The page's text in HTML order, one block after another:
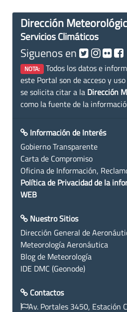
Dirección
Servicios Climáticos
Siguenos en
NOTA: Todos los datos e
este Portal son de acceso y
se solicita citar a la Dirección
como la fuente de la
Información de Interés
Gobierno Transparente
Carta de Compromiso
Oficina de Información,
Política de Privacidad de la
WEB
Nuestro Sitios
Dirección General de
Meteorología Aeronáutica
Blog de Meteorología
IDE DMC (Geonode)
Contactos
Av. Portales 3450, Estación